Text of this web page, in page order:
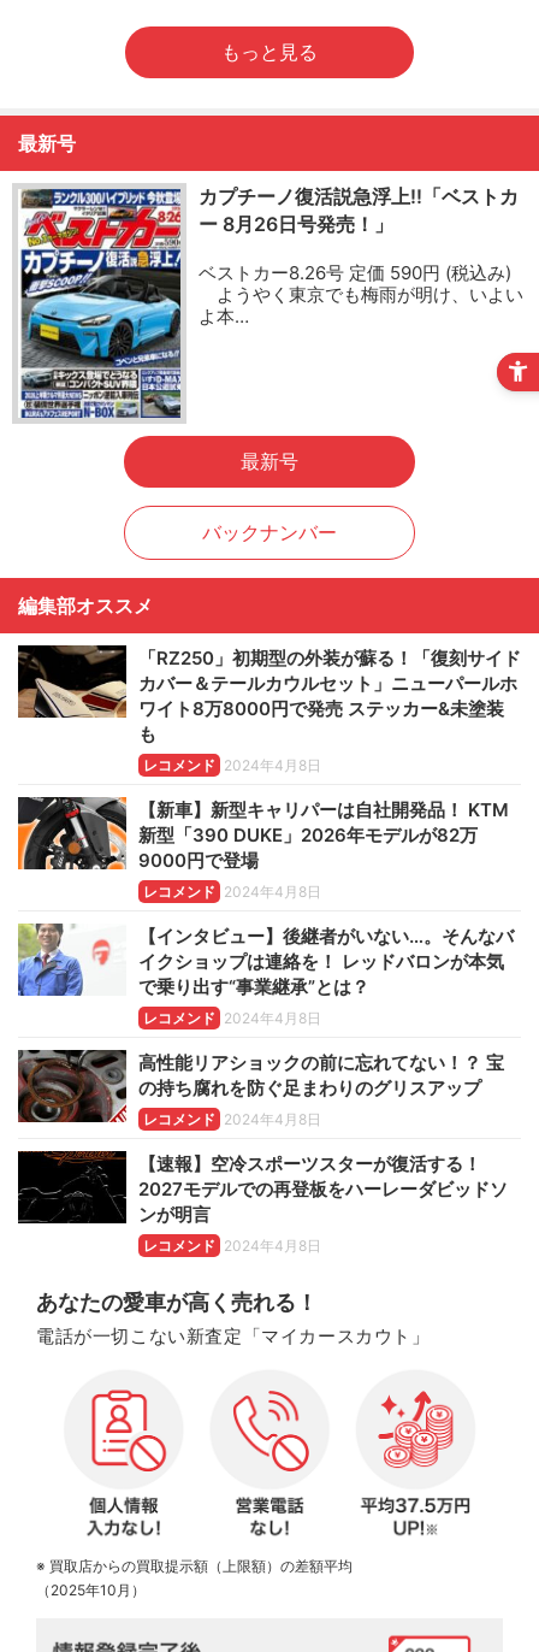
もっと見る
最新号
カプチーノ復活説急浮上!!「ベストカ
ー 8月26日号発売！」
ベストカー8.26号 定価 590円 (税込み)
ようやく東京でも梅雨が明け、いよい
よ本…
最新号
バックナンバー
編集部オススメ
「RZ250」初期型の外装が蘇る！「復刻サイド
カバー＆テールカウルセット」ニューパールホ
ワイト8万8000円で発売 ステッカー&未塗装
も
レコメンド 2024年4月8日
【新車】新型キャリパーは自社開発品！ KTM
新型「390 DUKE」2026年モデルが82万
9000円で登場
レコメンド 2024年4月8日
【インタビュー】後継者がいない…。そんなバ
イクショップは連絡を！ レッドバロンが本気
で乗り出す“事業継承”とは？
レコメンド 2024年4月8日
高性能リアショックの前に忘れてない！？ 宝
の持ち腐れを防ぐ足まわりのグリスアップ
レコメンド 2024年4月8日
【速報】空冷スポーツスターが復活する！
2027モデルでの再登板をハーレーダビッドソ
ンが明言
レコメンド 2024年4月8日
あなたの愛車が高く売れる！
電話が一切こない新査定「マイカースカウト」
※ 買取店からの買取提示額（上限額）の差額平均
（2025年10月）